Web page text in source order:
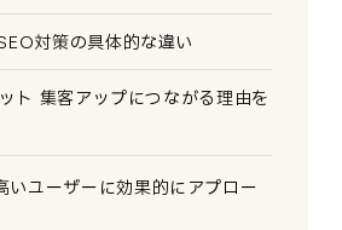
対策の具体的な違い
ト 集客アップにつながる理由を
いユーザーに効果的にアプロー